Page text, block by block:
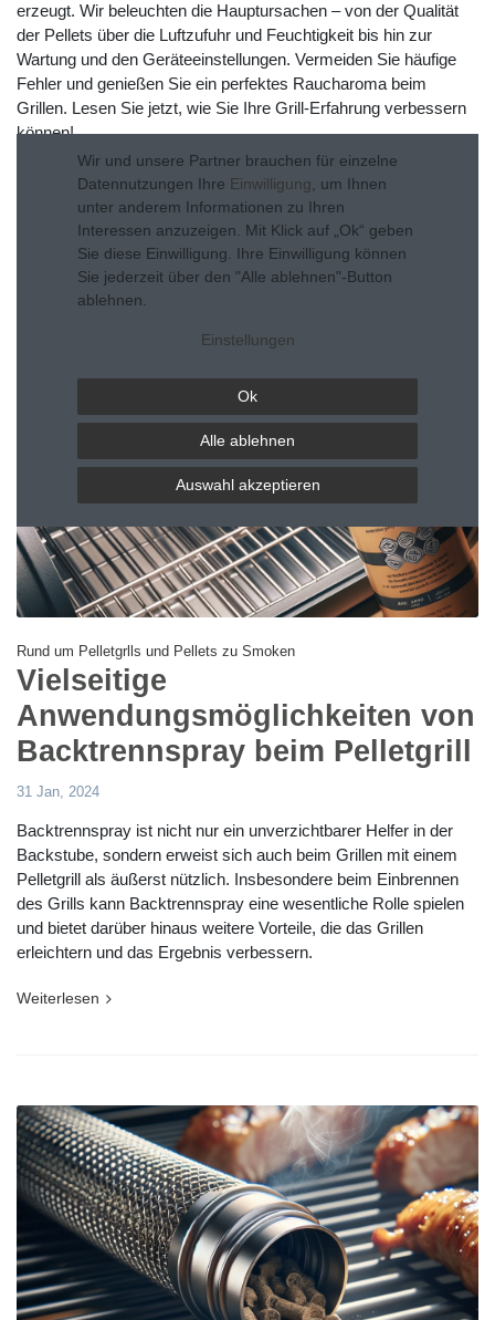
erzeugt. Wir beleuchten die Hauptursachen – von der Qualität
der Pellets über die Luftzufuhr und Feuchtigkeit bis hin zur
Wartung und den Geräteeinstellungen. Vermeiden Sie häufige
Fehler und genießen Sie ein perfektes Raucharoma beim
Grillen. Lesen Sie jetzt, wie Sie Ihre Grill-Erfahrung verbessern
können!
Weiterlesen
Rund um Pelletgrlls und Pellets zu Smoken
Vielseitige
Anwendungsmöglichkeiten von
Backtrennspray beim Pelletgrill
31 Jan, 2024
Backtrennspray ist nicht nur ein unverzichtbarer Helfer in der
Backstube, sondern erweist sich auch beim Grillen mit einem
Pelletgrill als äußerst nützlich. Insbesondere beim Einbrennen
des Grills kann Backtrennspray eine wesentliche Rolle spielen
und bietet darüber hinaus weitere Vorteile, die das Grillen
erleichtern und das Ergebnis verbessern.
Weiterlesen
Wir und unsere Partner brauchen für einzelne
Datennutzungen Ihre Einwilligung , um Ihnen
unter anderem Informationen zu Ihren
Interessen anzuzeigen. Mit Klick auf „Ok“ geben
Sie diese Einwilligung. Ihre Einwilligung können
Sie jederzeit über den "Alle ablehnen"-Button
ablehnen.
Einstellungen
Ok
Alle ablehnen
Auswahl akzeptieren